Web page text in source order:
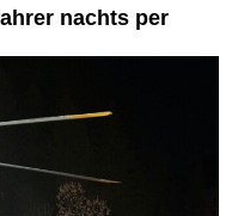
nachts per